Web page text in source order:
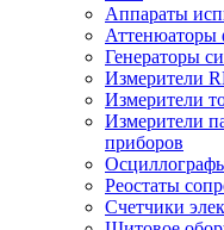
Аппараты
Аттенюаторы
Генераторы
Измерители
Измерители
Измерители
приборов
Реостаты
Счетчики